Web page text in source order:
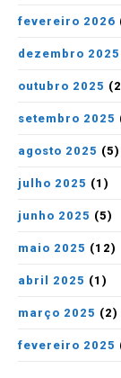
fevereiro 2026
dezembro 2025
outubro 2025
setembro 2025
agosto 2025 (5)
julho 2025 (1)
junho 2025 (5)
maio 2025 (12)
abril 2025 (1)
março 2025 (2)
fevereiro 2025